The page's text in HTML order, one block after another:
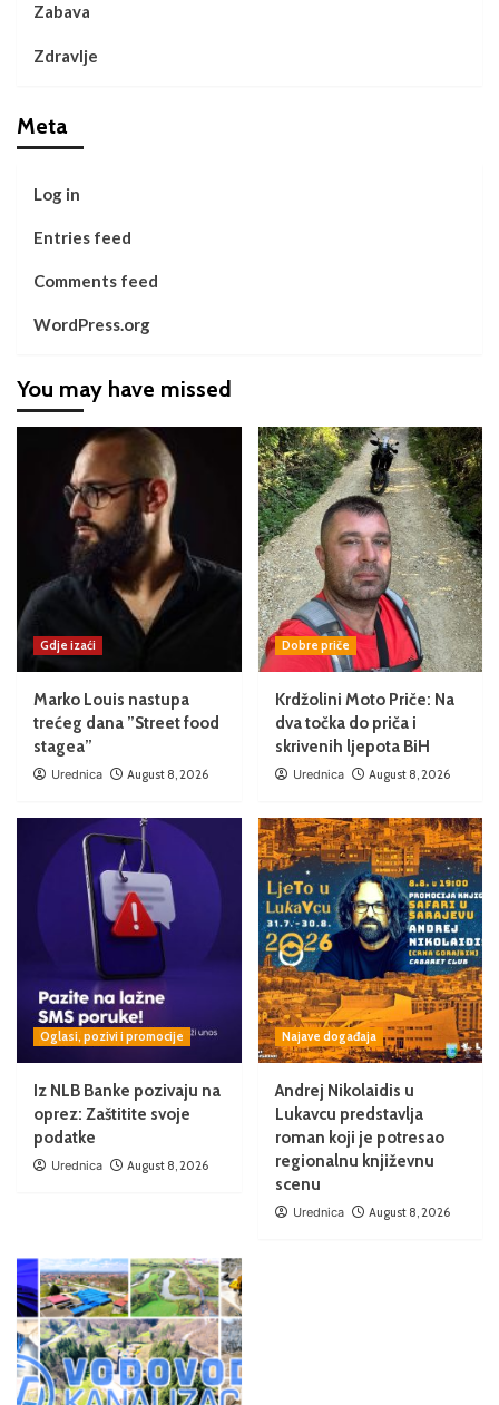
Zabava
Zdravlje
Meta
Log in
Entries feed
Comments feed
WordPress.org
You may have missed
Gdje izaći
Marko Louis nastupa
trećeg dana ”Street food
stagea”
Urednica August 8, 2026
Dobre priče
Krdžolini Moto Priče: Na
dva točka do priča i
skrivenih ljepota BiH
Urednica August 8, 2026
Oglasi, pozivi i promocije
Iz NLB Banke pozivaju na
oprez: Zaštitite svoje
podatke
Urednica August 8, 2026
Najave događaja
Andrej Nikolaidis u
Lukavcu predstavlja
roman koji je potresao
regionalnu književnu
scenu
Urednica August 8, 2026